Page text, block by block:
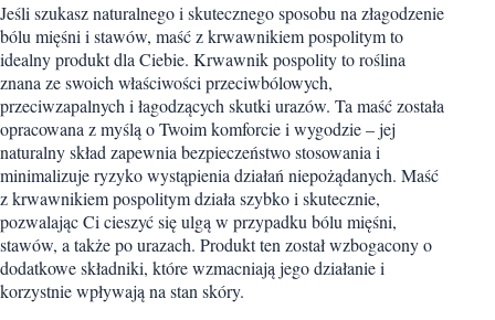
Jeśli szukasz naturalnego i skutecznego sposobu na złagodzenie
bólu mięśni i stawów, maść z krwawnikiem pospolitym to
idealny produkt dla Ciebie. Krwawnik pospolity to roślina
znana ze swoich właściwości przeciwbólowych,
przeciwzapalnych i łagodzących skutki urazów. Ta maść została
opracowana z myślą o Twoim komforcie i wygodzie – jej
naturalny skład zapewnia bezpieczeństwo stosowania i
minimalizuje ryzyko wystąpienia działań niepożądanych. Maść
z krwawnikiem pospolitym działa szybko i skutecznie,
pozwalając Ci cieszyć się ulgą w przypadku bólu mięśni,
stawów, a także po urazach. Produkt ten został wzbogacony o
dodatkowe składniki, które wzmacniają jego działanie i
korzystnie wpływają na stan skóry.